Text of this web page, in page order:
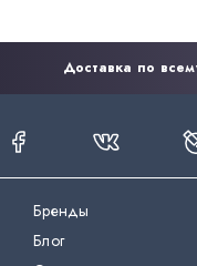
Доставка по
Бренды
Блог